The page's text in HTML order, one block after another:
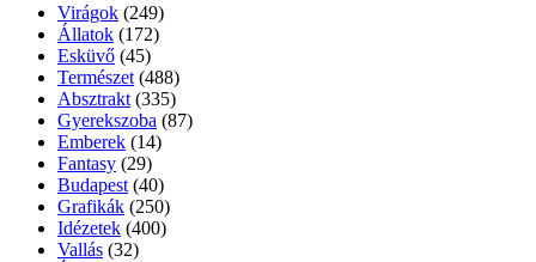
Virágok (249)
Állatok (172)
Esküvő (45)
Természet (488)
Absztrakt (335)
Gyerekszoba (87)
Emberek (14)
Fantasy (29)
Budapest (40)
Grafikák (250)
Idézetek (400)
Vallás (32)